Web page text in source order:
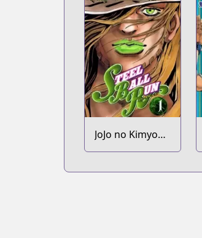
JoJo no Kimyou
na Bouken Part